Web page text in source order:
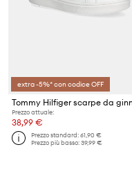
extra -5%* con codice OFF
Prezzo attuale:
38,99 €
Prezzo standard:61,90 €
Prezzo più basso:39,99 €